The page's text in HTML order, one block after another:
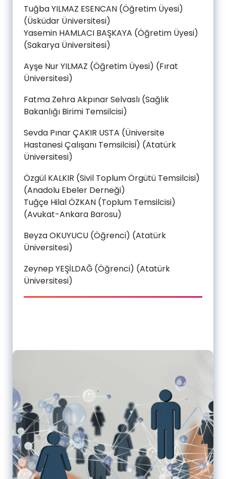
Tuğba YILMAZ ESENCAN (Öğretim Üyesi)
(Üsküdar Üniversitesi)
Yasemin HAMLACI BAŞKAYA (Öğretim Üyesi)
(Sakarya Üniversitesi)
Ayşe Nur YILMAZ (Öğretim Üyesi) (Fırat
Üniversitesi)
Fatma Zehra Akpınar Selvaslı (Sağlık
Bakanlığı Birimi Temsilcisi)
Sevda Pınar ÇAKIR USTA (Üniversite
Hastanesi Çalışanı Temsilcisi) (Atatürk
Üniversitesi)
Özgül KALKIR (Sivil Toplum Örgütü Temsilcisi)
(Anadolu Ebeler Derneği)
Tuğçe Hilal ÖZKAN (Toplum Temsilcisi)
(Avukat-Ankara Barosu)
Beyza OKUYUCU (Öğrenci) (Atatürk
Üniversitesi)
Zeynep YEŞİLDAĞ (Öğrenci) (Atatürk
Üniversitesi)